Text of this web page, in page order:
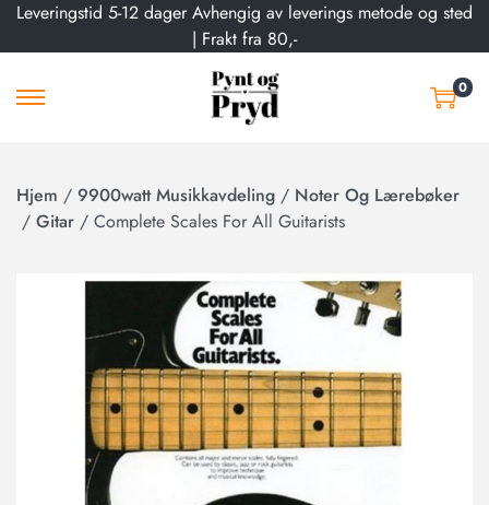
Leveringstid 5-12 dager Avhengig av leverings metode og sted
| Frakt fra 80,-
0
Hjem / 9900watt Musikkavdeling / Noter Og Lærebøker
/ Gitar / Complete Scales For All Guitarists